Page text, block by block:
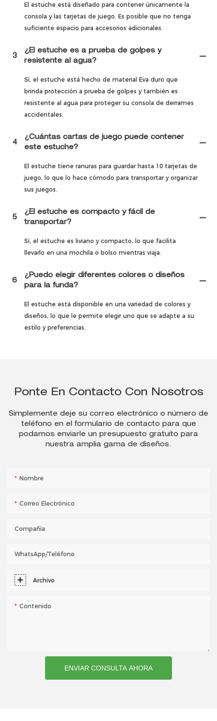
El estuche está diseñado para contener únicamente la
consola y las tarjetas de juego. Es posible que no tenga
suficiente espacio para accesorios adicionales.
3
¿El estuche es a prueba de golpes y
resistente al agua?
Sí, el estuche está hecho de material Eva duro que
brinda protección a prueba de golpes y también es
resistente al agua para proteger su consola de derrames
accidentales.
4
¿Cuántas cartas de juego puede contener
este estuche?
El estuche tiene ranuras para guardar hasta 10 tarjetas de
juego, lo que lo hace cómodo para transportar y organizar
sus juegos.
5
¿El estuche es compacto y fácil de
transportar?
Sí, el estuche es liviano y compacto, lo que facilita
llevarlo en una mochila o bolso mientras viaja.
6
¿Puedo elegir diferentes colores o diseños
para la funda?
El estuche está disponible en una variedad de colores y
diseños, lo que le permite elegir uno que se adapte a su
estilo y preferencias.
Ponte En Contacto Con Nosotros
Simplemente deje su correo electrónico o número de
teléfono en el formulario de contacto para que
podamos enviarle un presupuesto gratuito para
nuestra amplia gama de diseños.
Nombre
Correo Electrónico
Compañía
WhatsApp/teléfono
Archivo
Contenido
ENVIAR CONSULTA AHORA